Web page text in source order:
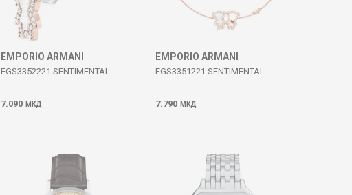
EMPORIO ARMANI
EGS3352221 SENTIMENTAL
7.090 МКД
EMPORIO ARMANI
EGS3351221 SENTIMENTAL
7.790 МКД